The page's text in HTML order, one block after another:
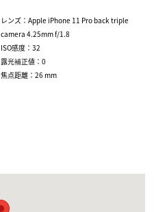
レンズ：Apple iPhone 11 Pro back triple
camera 4.25mm f/1.8
ISO感度：32
露光補正値：0
焦点距離：26 mm